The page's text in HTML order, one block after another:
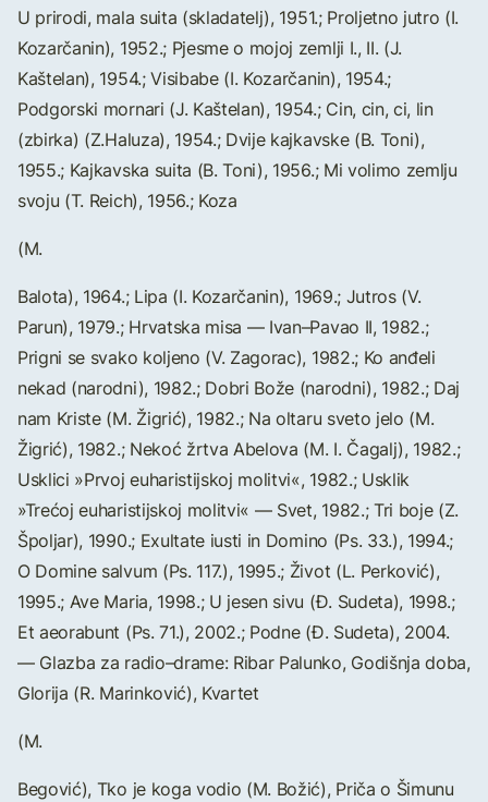
U prirodi, mala suita (skladatelj), 1951.; Proljetno jutro (I.
Kozarčanin), 1952.; Pjesme o mojoj zemlji I., II. (J.
Kaštelan), 1954.; Visibabe (I. Kozarčanin), 1954.;
Podgorski mornari (J. Kaštelan), 1954.; Cin, cin, ci, lin
(zbirka) (Z.Haluza), 1954.; Dvije kajkavske (B. Toni),
1955.; Kajkavska suita (B. Toni), 1956.; Mi volimo zemlju
svoju (T. Reich), 1956.; Koza
(M.
Balota), 1964.; Lipa (I. Kozarčanin), 1969.; Jutros (V.
Parun), 1979.; Hrvatska misa — Ivan–Pavao II, 1982.;
Prigni se svako koljeno (V. Zagorac), 1982.; Ko anđeli
nekad (narodni), 1982.; Dobri Bože (narodni), 1982.; Daj
nam Kriste (M. Žigrić), 1982.; Na oltaru sveto jelo (M.
Žigrić), 1982.; Nekoć žrtva Abelova (M. I. Čagalj), 1982.;
Usklici »Prvoj euharistijskoj molitvi«, 1982.; Usklik
»Trećoj euharistijskoj molitvi« — Svet, 1982.; Tri boje (Z.
Špoljar), 1990.; Exultate iusti in Domino (Ps. 33.), 1994.;
O Domine salvum (Ps. 117.), 1995.; Život (L. Perković),
1995.; Ave Maria, 1998.; U jesen sivu (Đ. Sudeta), 1998.;
Et aeorabunt (Ps. 71.), 2002.; Podne (Đ. Sudeta), 2004.
— Glazba za radio–drame: Ribar Palunko, Godišnja doba,
Glorija (R. Marinković), Kvartet
(M.
Begović), Tko je koga vodio (M. Božić), Priča o Šimunu